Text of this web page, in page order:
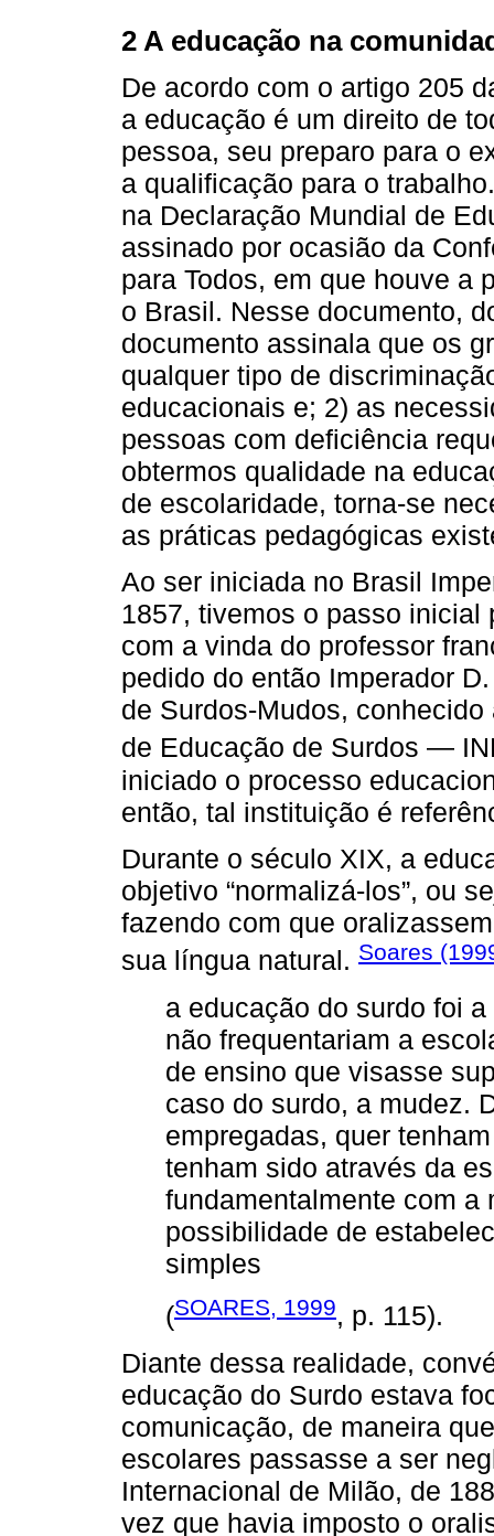
2 A educação na
De acordo com o artigo 205
a educação é um direito de
pessoa, seu preparo para o
a qualificação para o
na Declaração Mundial de
assinado por ocasião da
para Todos, em que houve a
o Brasil. Nesse documento,
documento assinala que os
qualquer tipo de
educacionais e; 2) as
pessoas com deficiência
obtermos qualidade na
de escolaridade, torna-se
as práticas pedagógicas
Ao ser iniciada no Brasil
1857, tivemos o passo
com a vinda do professor
pedido do então Imperador
de Surdos-Mudos,
de Educação de Surdos —
iniciado o processo
então, tal instituição é
Durante o século XIX, a
objetivo “normalizá-los”, ou
fazendo com que
sua língua natural. Soares
a educação do surdo foi
não frequentariam a
de ensino que visasse
caso do surdo, a mudez.
empregadas, quer
tenham sido através da
fundamentalmente com a
possibilidade de
simples
(SOARES, 1999, p. 115).
Diante dessa realidade,
educação do Surdo estava
comunicação, de maneira
escolares passasse a ser
Internacional de Milão, de
vez que havia imposto o